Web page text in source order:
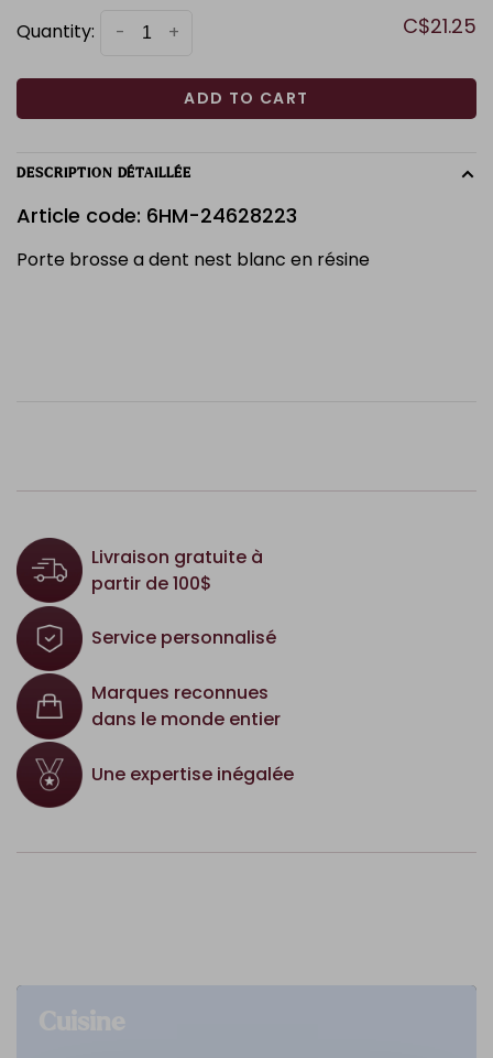
Quantity: +
- C$21.25
ADD TO CART
DESCRIPTION DÉTAILLÉE
Article code: 6HM-24628223
Porte brosse a dent nest blanc en résine
Livraison gratuite à
partir de 100$
Service personnalisé
Marques reconnues
dans le monde entier
Une expertise inégalée